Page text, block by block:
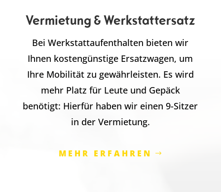
Vermietung & Werkstattersatz
Bei Werkstattaufenthalten bieten wir
Ihnen kostengünstige Ersatzwagen, um
Ihre Mobilität zu gewährleisten. Es wird
mehr Platz für Leute und Gepäck
benötigt: Hierfür haben wir einen 9-Sitzer
in der Vermietung.
MEHR ERFAHREN